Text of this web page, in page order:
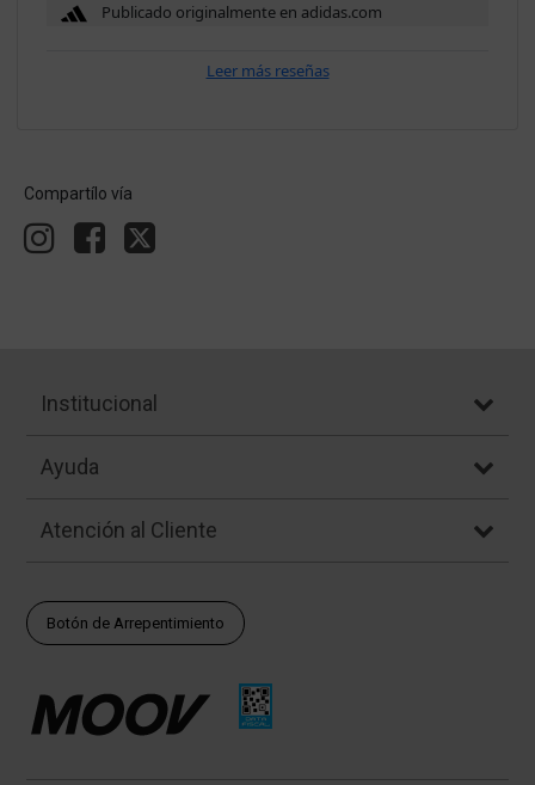
Publicado originalmente en adidas.com
Leer más reseñas
Compartílo vía
Institucional
Ayuda
Atención al Cliente
Botón de Arrepentimiento